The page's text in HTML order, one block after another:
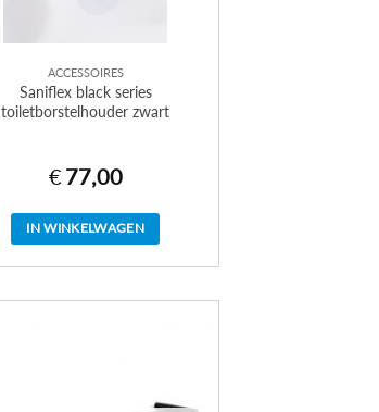
ACCESSOIRES
Saniflex black series
toiletborstelhouder zwart
€ 77,00
IN WINKELWAGEN